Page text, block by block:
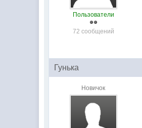
Пользователи
72 сообщений
Гунька
Новичок